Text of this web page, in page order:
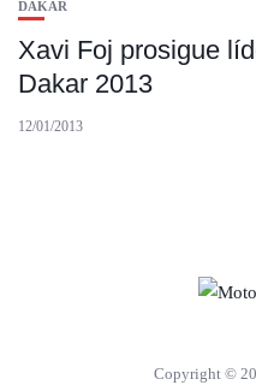
DAKAR
Xavi Foj prosigue
Dakar 2013
12/01/2013
Copyright ©